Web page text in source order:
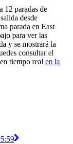
12 paradas de
desde
parada en East
para ver las
y se mostrará la
consultar el
tiempo real en la
5:59